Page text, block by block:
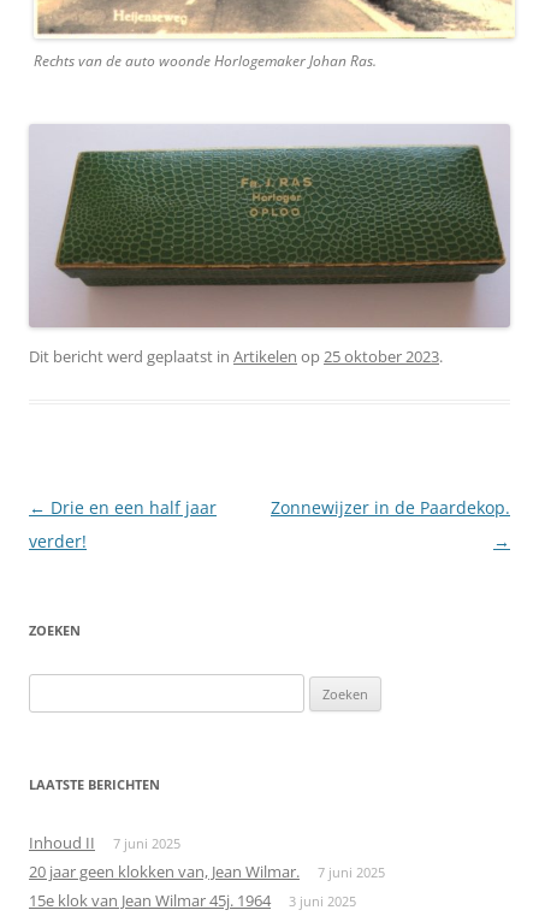
Rechts van de auto woonde Horlogemaker Johan Ras.
Dit bericht werd geplaatst in Artikelen op25 oktober 2023.
Berichtnavigatie
← Drie en een half jaar
verder!
Zonnewijzer in de Paardekop.
→
ZOEKEN
naar:
LAATSTE BERICHTEN
Inhoud II 7 juni 2025
20 jaar geen klokken van, Jean Wilmar. 7 juni 2025
15e klok van Jean Wilmar 45j. 1964 3 juni 2025